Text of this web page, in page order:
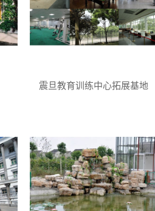
震旦教育训练中心拓展基地